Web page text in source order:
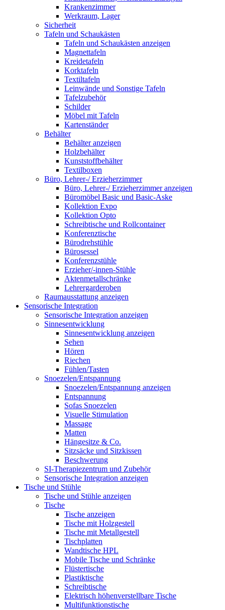
Krankenzimmer
Werkraum, Lager
Sicherheit
Tafeln und Schaukästen
Tafeln und Schaukästen anzeigen
Magnettafeln
Kreidetafeln
Korktafeln
Textiltafeln
Leinwände und Sonstige Tafeln
Tafelzubehör
Schilder
Möbel mit Tafeln
Kartenständer
Behälter
Behälter anzeigen
Holzbehälter
Kunststoffbehälter
Textilboxen
Büro, Lehrer-/ Erzieherzimmer
Büro, Lehrer-/ Erzieherzimmer anzeigen
Büromöbel Basic und Basic-Aske
Kollektion Expo
Kollektion Opto
Schreibtische und Rollcontainer
Konferenztische
Bürodrehstühle
Bürosessel
Konferenzstühle
Erzieher/-innen-Stühle
Aktenmetallschränke
Lehrergarderoben
Raumausstattung anzeigen
Sensorische Integration
Sensorische Integration anzeigen
Sinnesentwicklung
Sinnesentwicklung anzeigen
Sehen
Hören
Riechen
Fühlen/Tasten
Snoezelen/Entspannung
Snoezelen/Entspannung anzeigen
Entspannung
Sofas Snoezelen
Visuelle Stimulation
Massage
Matten
Hängesitze & Co.
Sitzsäcke und Sitzkissen
Beschwerung
SI-Therapiezentrum und Zubehör
Sensorische Integration anzeigen
Tische und Stühle
Tische und Stühle anzeigen
Tische
Tische anzeigen
Tische mit Holzgestell
Tische mit Metallgestell
Tischplatten
Wandtische HPL
Mobile Tische und Schränke
Flüstertische
Plastiktische
Schreibtische
Elektrisch höhenverstellbare Tische
Multifunktionstische